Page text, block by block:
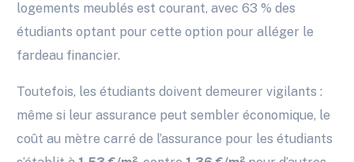
logements meublés est courant, avec 63 % des
étudiants optant pour cette option pour alléger le
fardeau financier.
Toutefois, les étudiants doivent demeurer vigilants :
même si leur assurance peut sembler économique, le
coût au mètre carré de l’assurance pour les étudiants